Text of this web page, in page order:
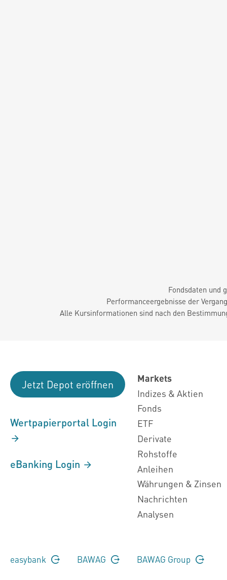
Fondsdaten und
Performanceergebnisse der
Alle Kursinformationen sind nach den
Jetzt Depot eröffnen
Wertpapierportal Login
eBanking Login
Markets
Indizes & Aktien
Fonds
ETF
Derivate
Rohstoffe
Anleihen
Währungen & Zinsen
Nachrichten
Analysen
easybank BAWAG BAWAG Group